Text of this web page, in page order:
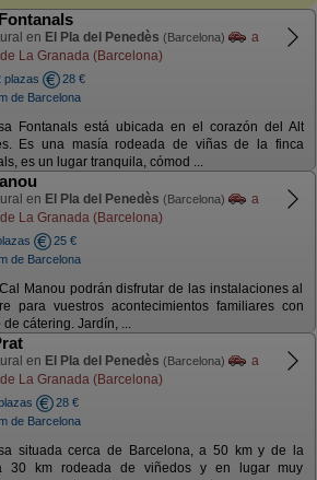
en El Pla del Penedès (Barcelona)
a
de La Granada (Barcelona)
plazas
28 €
de Barcelona
Fontanals está ubicada en el corazón del Alt
Es una masía rodeada de viñas de la finca
es un lugar tranquila, cómod ...
en El Pla del Penedès (Barcelona)
a
de La Granada (Barcelona)
25 €
de Barcelona
Manou podrán disfrutar de las instalaciones al
para vuestros acontecimientos familiares con
de cátering. Jardín, ...
en El Pla del Penedès (Barcelona)
a
de La Granada (Barcelona)
28 €
de Barcelona
situada cerca de Barcelona, a 50 km y de la
30 km rodeada de viñedos y en lugar muy